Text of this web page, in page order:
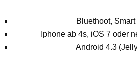
Bluethoot,
Iphone ab 4s, iOS 7 oder
Android 4.3